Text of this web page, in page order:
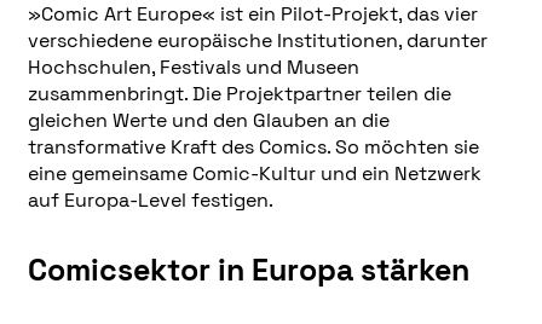
»Comic Art Europe« ist ein Pilot-Projekt, das vier
verschiedene europäische Institutionen, darunter
Hochschulen, Festivals und Museen
zusammenbringt. Die Projektpartner teilen die
gleichen Werte und den Glauben an die
transformative Kraft des Comics. So möchten sie
eine gemeinsame Comic-Kultur und ein Netzwerk
auf Europa-Level festigen.
Comicsektor in Europa stärken